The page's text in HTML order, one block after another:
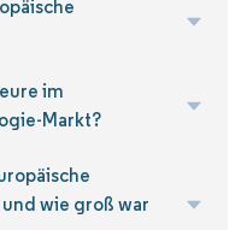
im
Markt?
wie groß war